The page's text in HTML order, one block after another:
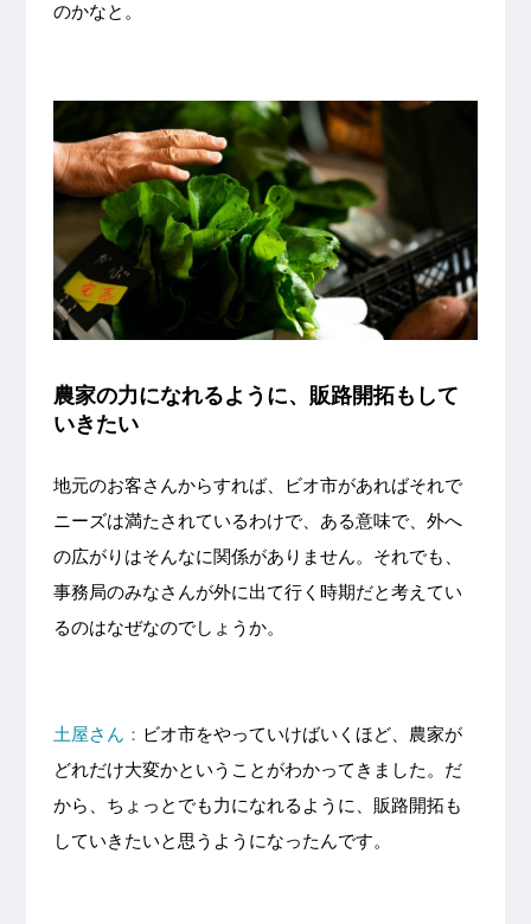
のかなと。
農家の力になれるように、販路開拓もして
いきたい
地元のお客さんからすれば、ビオ市があればそれで
ニーズは満たされているわけで、ある意味で、外へ
の広がりはそんなに関係がありません。それでも、
事務局のみなさんが外に出て行く時期だと考えてい
るのはなぜなのでしょうか。
土屋さん： ビオ市をやっていけばいくほど、農家が
どれだけ大変かということがわかってきました。だ
から、ちょっとでも力になれるように、販路開拓も
していきたいと思うようになったんです。